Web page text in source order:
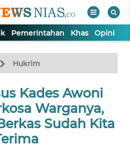
Pemerintahan Khas Opini
Hukrim
Kades Awoni
Warganya,
Sudah Kita